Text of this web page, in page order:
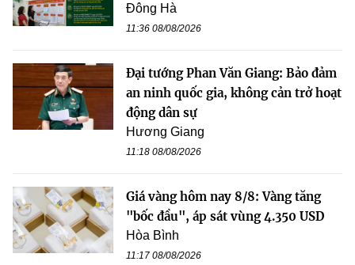
Đông Hà
11:36 08/08/2026
Đại tướng Phan Văn Giang: Bảo đảm
an ninh quốc gia, không cản trở hoạt
động dân sự
Hương Giang
11:18 08/08/2026
Giá vàng hôm nay 8/8: Vàng tăng
"bốc đầu", áp sát vùng 4.350 USD
Hòa Bình
11:17 08/08/2026